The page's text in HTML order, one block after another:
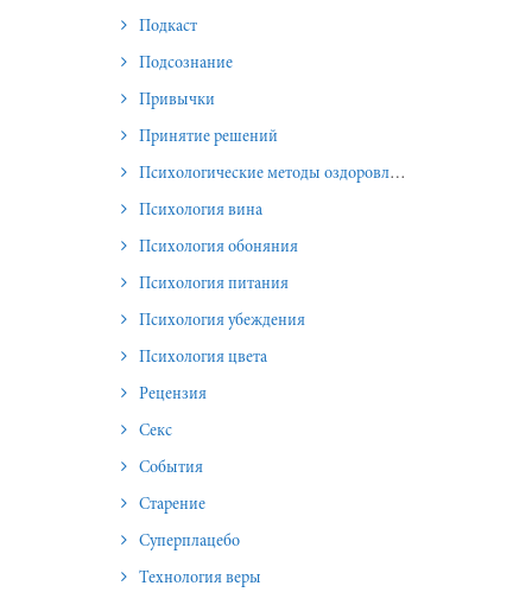
Подкаст
Подсознание
Привычки
Принятие решений
Психологические методы оздоровления и омоложения
Психология вина
Психология обоняния
Психология питания
Психология убеждения
Психология цвета
Рецензия
Секс
События
Старение
Суперплацебо
Технология веры